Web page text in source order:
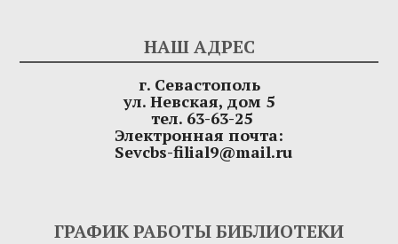
НАШ АДРЕС
г. Севастополь
ул. Невская, дом 5
тел. 63-63-25
Электронная почта:
Sevcbs-filial9@mail.ru
ГРАФИК РАБОТЫ БИБЛИОТЕКИ